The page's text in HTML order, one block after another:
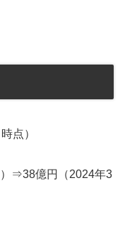
点）
⇒38億円（2024年3